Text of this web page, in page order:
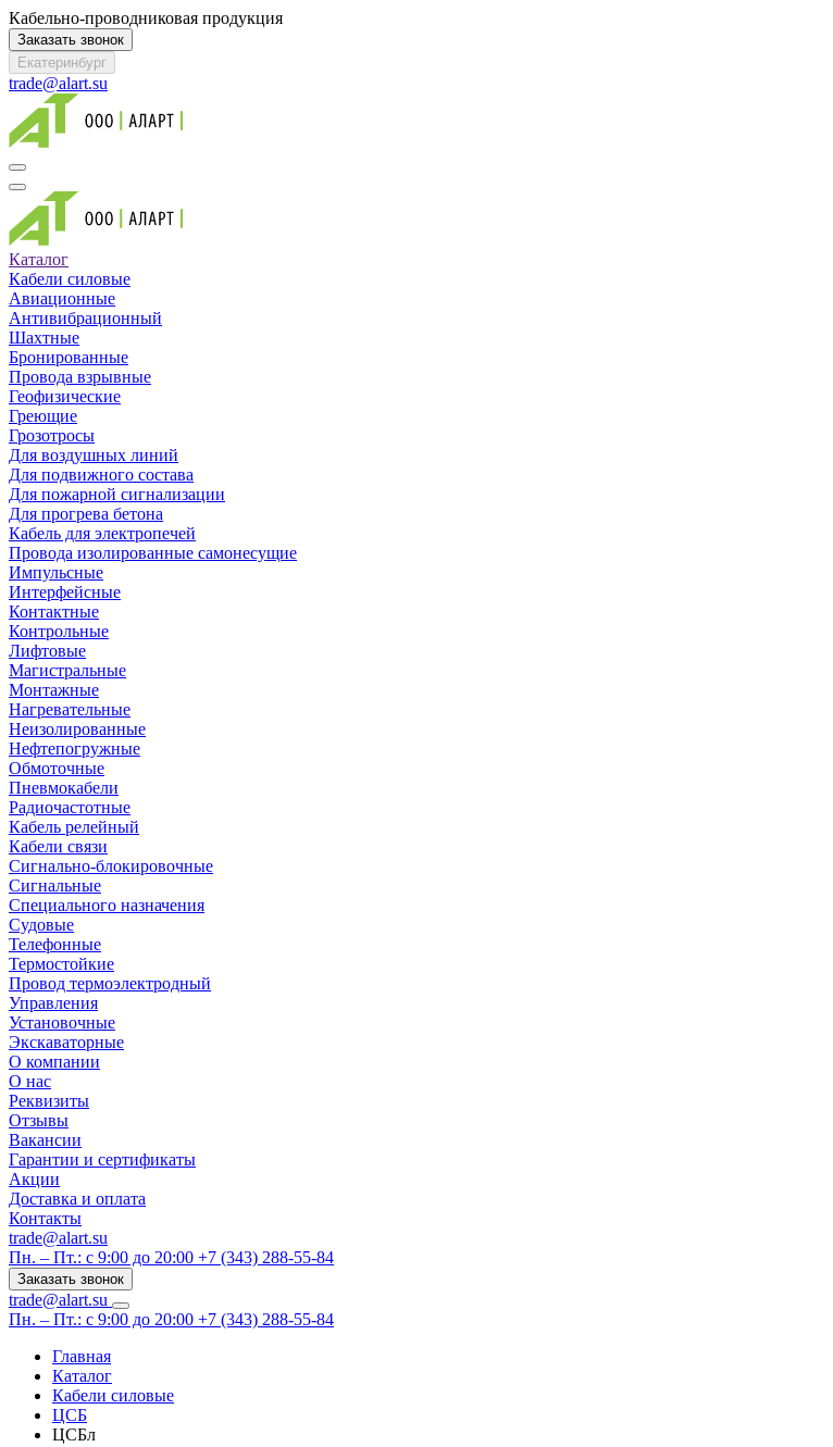
Кабельно-проводниковая продукция
Заказать звонок
Екатеринбург
trade@alart.su
Каталог
Кабели силовые
Авиационные
Антивибрационный
Шахтные
Бронированные
Провода взрывные
Геофизические
Греющие
Грозотросы
Для воздушных линий
Для подвижного состава
Для пожарной сигнализации
Для прогрева бетона
Кабель для электропечей
Провода изолированные самонесущие
Импульсные
Интерфейсные
Контактные
Контрольные
Лифтовые
Магистральные
Монтажные
Нагревательные
Неизолированные
Нефтепогружные
Обмоточные
Пневмокабели
Радиочастотные
Кабель релейный
Кабели связи
Сигнально-блокировочные
Сигнальные
Специального назначения
Судовые
Телефонные
Термостойкие
Провод термоэлектродный
Управления
Установочные
Экскаваторные
О компании
О нас
Реквизиты
Отзывы
Вакансии
Гарантии и сертификаты
Акции
Доставка и оплата
Контакты
trade@alart.su
Пн. – Пт.: с 9:00 до 20:00 +7 (343) 288-55-84
Заказать звонок
trade@alart.su
Пн. – Пт.: с 9:00 до 20:00 +7 (343) 288-55-84
Главная
Каталог
Кабели силовые
ЦСБ
ЦСБл